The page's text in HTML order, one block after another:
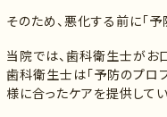
そのため、悪化する前に「
当院では、歯科衛生士がお
歯科衛生士は「予防のプロ
様に合ったケアを提供してい